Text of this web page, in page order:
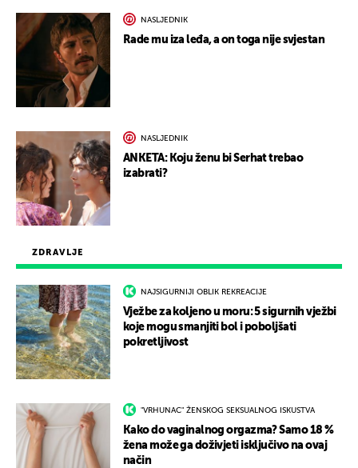
ZDRAVLJE
NAJSIGURNIJI OBLIK REKREACIJE
Vježbe za koljeno u moru: 5 sigurnih vježbi
koje mogu smanjiti bol i poboljšati
pokretljivost
"VRHUNAC" ŽENSKOG SEKSUALNOG ISKUSTVA
Kako do vaginalnog orgazma? Samo 18 %
žena može ga doživjeti isključivo na ovaj
način
NASLJEDNIK
Rade mu iza leđa, a on toga nije svjestan
NASLJEDNIK
ANKETA: Koju ženu bi Serhat trebao
izabrati?